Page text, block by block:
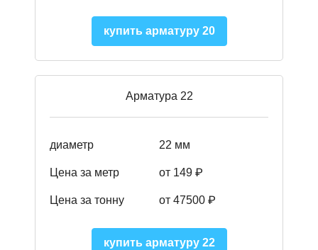
купить арматуру 20
Арматура 22
диаметр 22 мм
Цена за метр от 149 ₽
Цена за тонну от 47500 ₽
купить арматуру 22